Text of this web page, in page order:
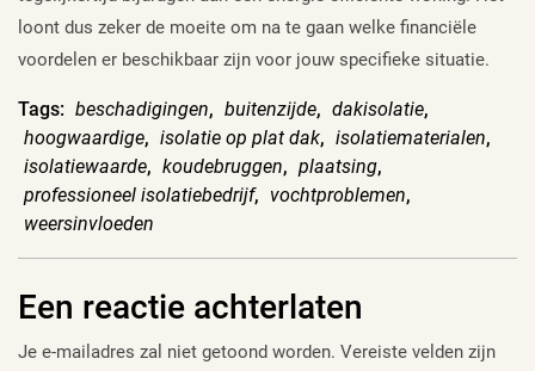
loont dus zeker de moeite om na te gaan welke financiële
voordelen er beschikbaar zijn voor jouw specifieke situatie.
Tags: beschadigingen, buitenzijde, dakisolatie,
hoogwaardige, isolatie op plat dak, isolatiematerialen,
isolatiewaarde, koudebruggen, plaatsing,
professioneel isolatiebedrijf, vochtproblemen,
weersinvloeden
Een reactie achterlaten
Je e-mailadres zal niet getoond worden. Vereiste velden zijn